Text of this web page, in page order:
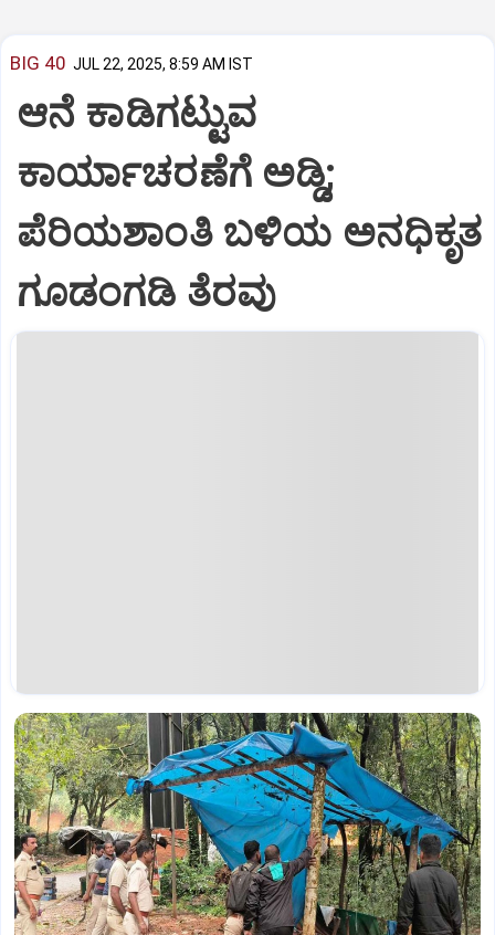
BIG 40 JUL 22, 2025, 8:59 AM IST
ಆನೆ ಕಾಡಿಗಟ್ಟುವ
ಕಾರ್ಯಾಚರಣೆಗೆ ಅಡ್ಡಿ;
ಪೆರಿಯಶಾಂತಿ ಬಳಿಯ ಅನಧಿಕೃತ
ಗೂಡಂಗಡಿ ತೆರವು